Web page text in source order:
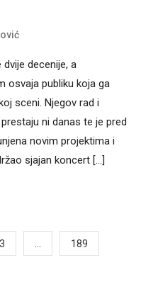
decenije, a
osvaja publiku koja ga
sceni. Njegov rad i
ni danas te je pred
novim projektima i
sjajan koncert […]
3 … 189